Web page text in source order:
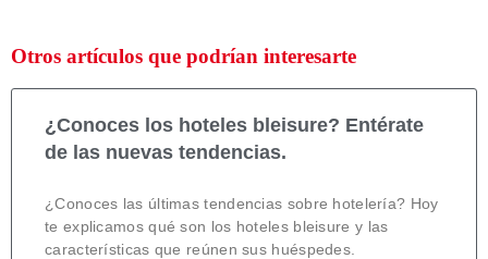
Otros artículos que podrían interesarte
¿Conoces los hoteles bleisure? Entérate
de las nuevas tendencias.
¿Conoces las últimas tendencias sobre hotelería? Hoy
te explicamos qué son los hoteles bleisure y las
características que reúnen sus huéspedes.